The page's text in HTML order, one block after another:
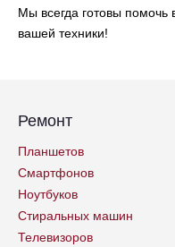
Мы всегда готовы помочь
вашей техники!
Ремонт
Планшетов
Смартфонов
Ноутбуков
Стиральных машин
Телевизоров